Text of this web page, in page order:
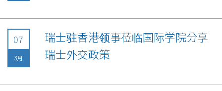
07
3月
瑞士驻香港领事莅临国际学院分享
瑞士外交政策